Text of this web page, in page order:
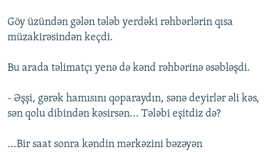
Göy üzündən gələn tələb yerdəki rəhbərlərin qısa
müzakirəsindən keçdi.
Bu arada təlimatçı yenə də kənd rəhbərinə əsəbləşdi.
- Əşşi, gərək hamısını qoparaydın, sənə deyirlər əli kəs,
sən qolu dibindən kəsirsən... Tələbi eşitdiz də?
...Bir saat sonra kəndin mərkəzini bəzəyən